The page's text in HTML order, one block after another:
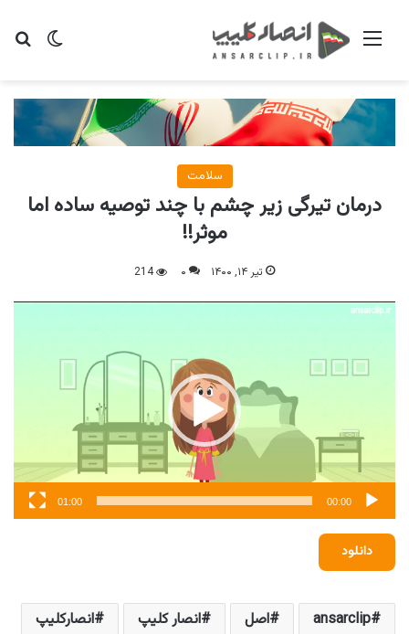
تغییر منو
سلامت
درمان تیرگی زیر چشم با چند توصیه ساده اما
موثر!!
تیر ۱۴, ۱۴۰۰ ۰ 214
نمایشگر
ویدیو
00:00
01:00
دانلود
ansarclip اصل انصار کلیپ
انصارکلیپ